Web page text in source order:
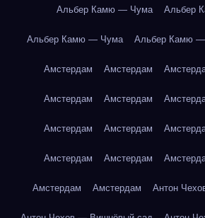
Альбер Камю — Чума Альбер
Альбер Камю — Чума Альбер Камю
Амстердам Амстердам
Амстердам Амстердам
Амстердам Амстердам
Амстердам Амстердам
Амстердам Амстердам Антон